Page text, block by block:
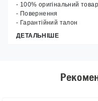
- 100% оригінальний товар
- Повернення
- Гарантійний талон
ДЕТАЛЬНІШЕ